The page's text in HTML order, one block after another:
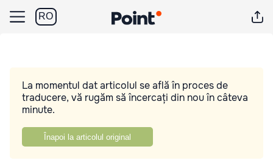
RO
La momentul dat articolul se află în proces de
traducere, vă rugăm să încercați din nou în câteva
minute.
Înapoi la articolul original